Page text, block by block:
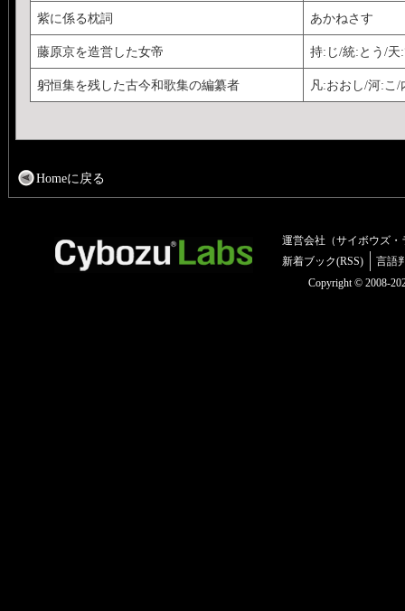
紫に係る枕詞 あかねさす
藤原京を造営した女帝 持:じ/統:とう/天
躬恒集を残した古今和歌集の編纂者 凡:おおし/河:こ
Homeに戻る
運営会社（サイボウズ・
新着ブック(RSS)
言語
Copyright © 2008-